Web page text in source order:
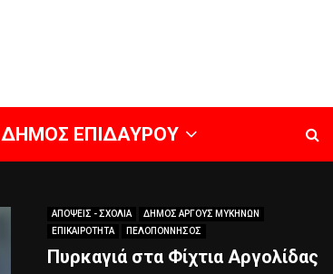
ΔΗΜΟΣ ΕΠΙΔΑΥΡΟΥ
ΑΠΟΨΕΙΣ - ΣΧΟΛΙΑ
ΔΗΜΟΣ ΑΡΓΟΥΣ ΜΥΚΗΝΩΝ
ΕΠΙΚΑΙΡΟΤΗΤΑ
ΠΕΛΟΠΟΝΝΗΣΟΣ
Πυρκαγιά στα Φίχτια Αργολίδας